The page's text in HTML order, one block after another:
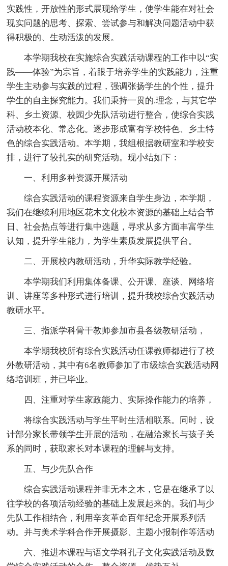
实践性，开放性的形式展现给学生，使学生能在对社会
现实问题的思考、探索、尝试参与和解决问题活动中获
得积极的、生动活泼的发展。
本学期我校在实施综合实践活动课程的工作中以“实
践——体验”为宗旨，着眼于培养学生的实践能力，注重
学生主动参与实践的过程，强调张扬学生的个性，提升
学生的自主探究能力。我们秉持一贯的.理念，与其它学
科、乡土资源、校园少先队活动进行整合，使综合实践
活动校本化、常态化。逐步形成富有学校特色、乡土特
色的综合实践活动。本学期，我组根据教研室和学校安
排，进行了较扎实的研究活动。现小结如下：
一、利用多种资源开展活动
综合实践活动的课程资源来自学生身边，本学期，
我们在继续利用地区花木文化校本资源的基础上结合节
日、社会热点等进行集中选题，寻求从多方面丰富学生
认知，提升学生能力，为学生素质发展提供平台。
二、开展校内教研活动，升华实际教学经验。
本学期我们利用集体备课、公开课、座谈、网络培
训、讲座等多种形式进行培训，提升我校综合实践活动
教研水平。
三、指派学科骨干教师参加市县各级教研活动，
本学期我校所有综合实践活动任课教师都进行了校
外教研活动，其中有6名教师参加了市级综合实践活动网
络培训班，并已毕业。
四、注重对学生家政能力、实际操作能力的培养，
将综合实践活动与学生平时生活相联系。同时，设
计部分家长带领学生开展的活动，在融洽家长与孩子关
系的同时，获取家长对本课程的理解与支持。
五、与少先队合作
综合实践活动课程并非无本之木，它是在继承了以
往学校的各项活动经验的基础上发展起来的。我们与少
先队工作相结合，利用辛亥革命百年纪念开展系列活
动。并与美术学科合作开展摄影、主题小报制作等活动
六、推进本课程与语文学科孔子文化实践活动及数